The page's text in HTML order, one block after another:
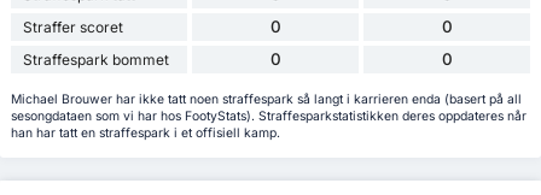
Straffer scoret 0 0
Straffespark bommet 0 0
Michael Brouwer har ikke tatt noen straffespark så langt i karrieren enda (basert på all
sesongdataen som vi har hos FootyStats). Straffesparkstatistikken deres oppdateres når
han har tatt en straffespark i et offisiell kamp.